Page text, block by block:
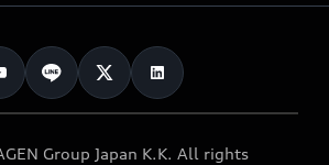
ート
ペーン
Group Japan K.K. All rights